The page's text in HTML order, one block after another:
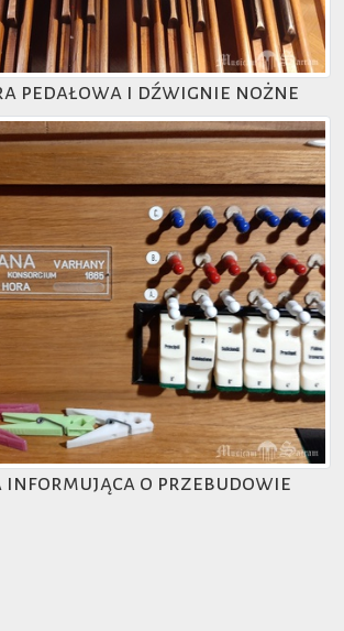
pedałowa i dźwignie nożne
informująca o przebudowie